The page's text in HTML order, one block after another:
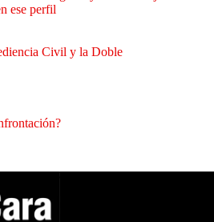
ese perfil
Civil y la Doble